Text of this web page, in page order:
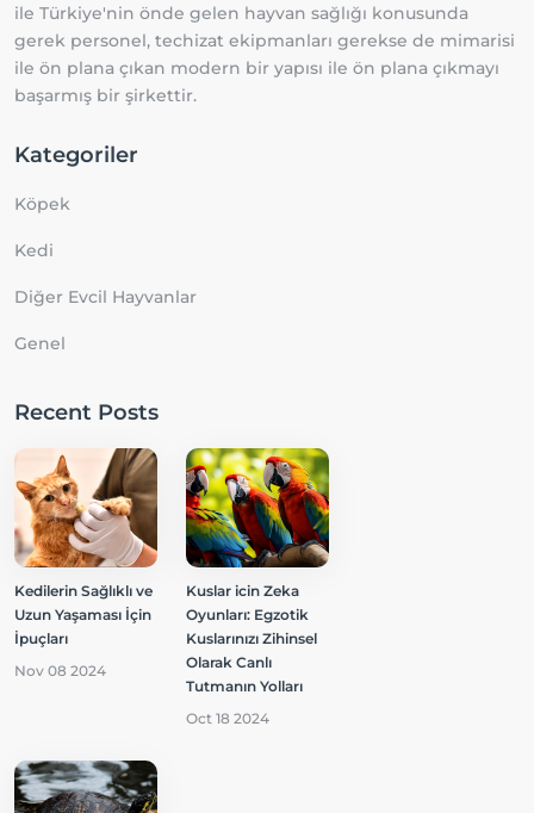
ile Türkiye'nin önde gelen hayvan sağlığı konusunda
gerek personel, techizat ekipmanları gerekse de mimarisi
ile ön plana çıkan modern bir yapısı ile ön plana çıkmayı
başarmış bir şirkettir.
Kategoriler
Köpek
Kedi
Diğer Evcil Hayvanlar
Genel
Recent Posts
Kedilerin Sağlıklı ve
Uzun Yaşaması İçin
İpuçları
Nov 08 2024
Kuslar icin Zeka
Oyunları: Egzotik
Kuslarınızı Zihinsel
Olarak Canlı
Tutmanın Yolları
Oct 18 2024